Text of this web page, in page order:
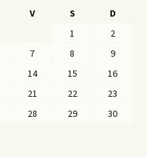
V S
D
1
2
7 8
9
14 15
16
21 22
23
28 29
30